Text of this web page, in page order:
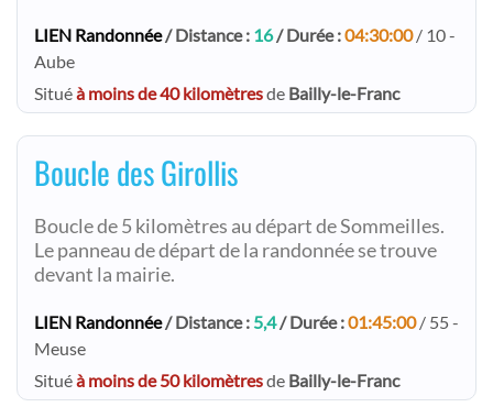
LIEN Randonnée/ Distance : 16/ Durée :04:30:00/ 10 -
Aube
Situéà moins de 40 kilomètresde Bailly-le-Franc
Boucle des Girollis
Boucle de 5 kilomètres au départ de Sommeilles.
Le panneau de départ de la randonnée se trouve
devant la mairie.
LIEN Randonnée/ Distance : 5,4/ Durée :01:45:00/ 55 -
Meuse
Situéà moins de 50 kilomètresde Bailly-le-Franc